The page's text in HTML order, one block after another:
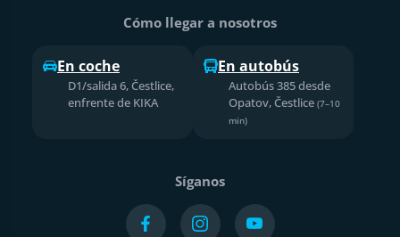
Cómo llegar a nosotros
En coche
D1/salida 6, Čestlice,
enfrente de KIKA
En autobús
Autobús 385 desde
Opatov, Čestlice (7–10
min)
Síganos